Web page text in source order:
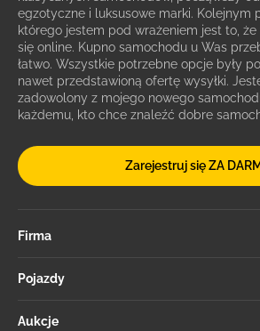
egzotyczne i luksusowe marki. Kolejnym
którego jestem pod wrażeniem jest to,
się online. Kupno samochodu u Was
łatwo. Wszystkie potrzebne opcje były
nawet przedstawioną ofertę wysyłki.
zadowolony z mojego nowego
każdemu, kto chce znaleźć dobre
Zarejestruj się ZA
Firma
Pojazdy
Aukcje